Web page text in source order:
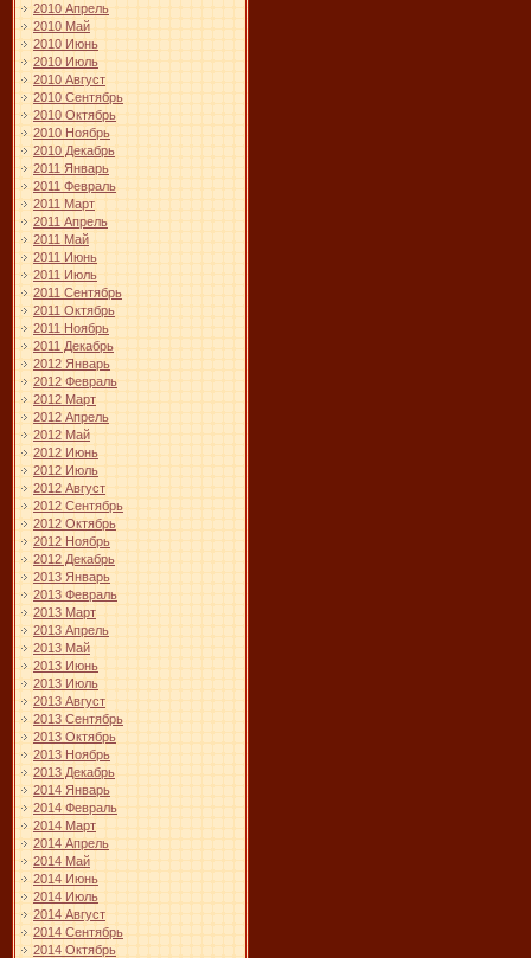
2010 Апрель
2010 Май
2010 Июнь
2010 Июль
2010 Август
2010 Сентябрь
2010 Октябрь
2010 Ноябрь
2010 Декабрь
2011 Январь
2011 Февраль
2011 Март
2011 Апрель
2011 Май
2011 Июнь
2011 Июль
2011 Сентябрь
2011 Октябрь
2011 Ноябрь
2011 Декабрь
2012 Январь
2012 Февраль
2012 Март
2012 Апрель
2012 Май
2012 Июнь
2012 Июль
2012 Август
2012 Сентябрь
2012 Октябрь
2012 Ноябрь
2012 Декабрь
2013 Январь
2013 Февраль
2013 Март
2013 Апрель
2013 Май
2013 Июнь
2013 Июль
2013 Август
2013 Сентябрь
2013 Октябрь
2013 Ноябрь
2013 Декабрь
2014 Январь
2014 Февраль
2014 Март
2014 Апрель
2014 Май
2014 Июнь
2014 Июль
2014 Август
2014 Сентябрь
2014 Октябрь